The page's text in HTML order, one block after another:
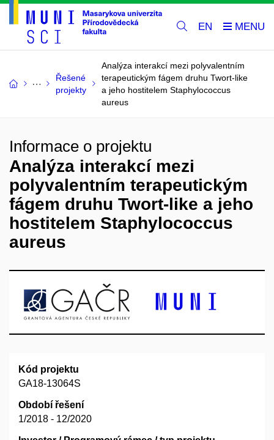
EN
Řešené
projekty
Analýza interakcí mezi polyvalentním
terapeutickým fágem druhu Twort-like
a jeho hostitelem Staphylococcus
aureus
Informace o projektu
Analýza interakcí mezi
polyvalentním terapeutickým
fágem druhu Twort-like a jeho
hostitelem Staphylococcus
aureus
Kód projektu
GA18-13064S
Období řešení
1/2018 - 12/2020